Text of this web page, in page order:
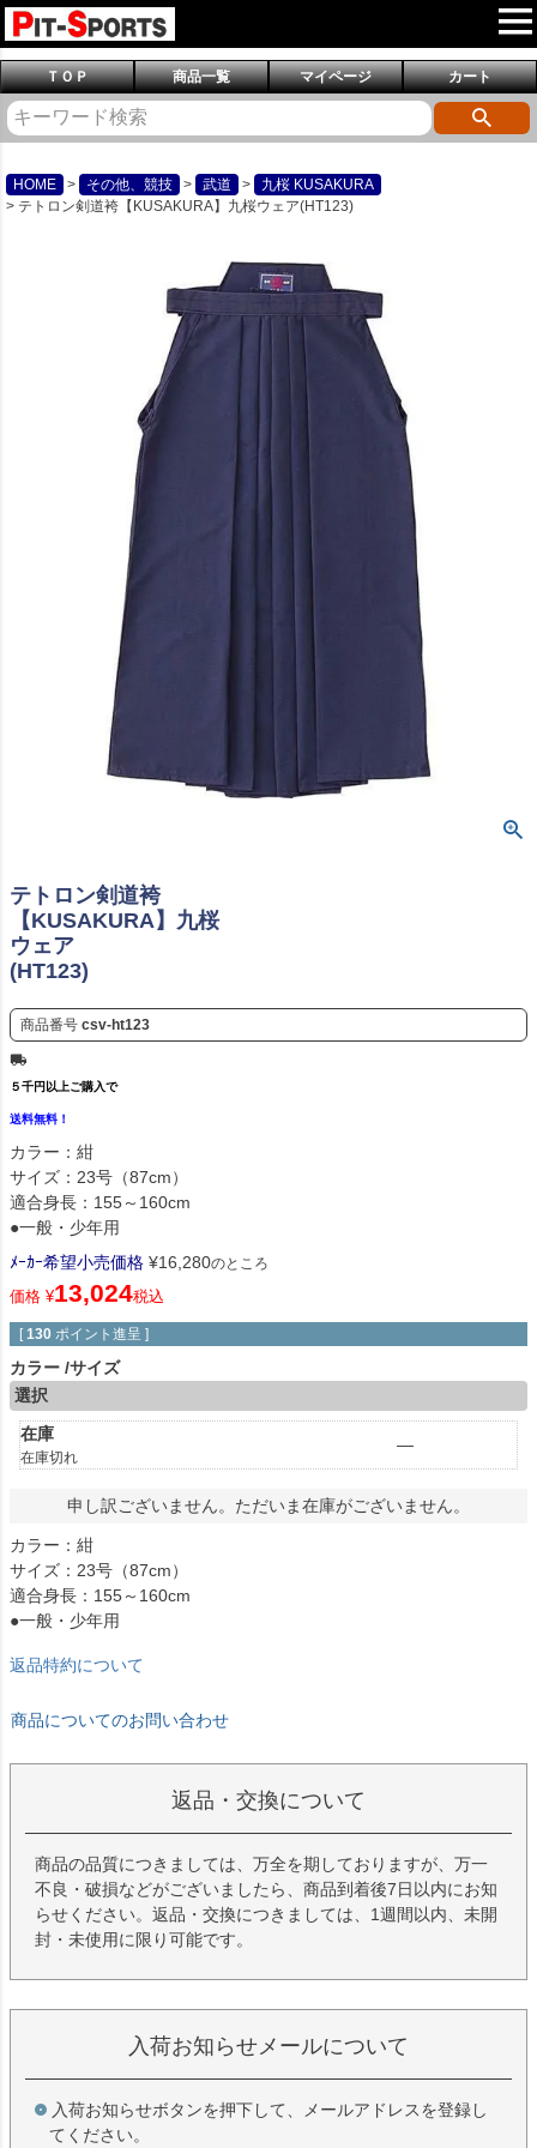
ＴＯＰ 商品一覧 マイページ カート
HOME その他、競技 武道
九桜 KUSAKURA
テトロン剣道袴【KUSAKURA】九桜ウェア(HT123)
テトロン剣道袴
【KUSAKURA】九桜
ウェア
(HT123)
商品番号 csv-ht123
５千円以上ご購入で
送料無料！
カラー：紺
サイズ：23号（87cm）
適合身長：155～160cm
●一般・少年用
ﾒｰｶｰ希望小売価格 ¥16,280のところ
価格 ¥13,024税込
[ 130 ポイント進呈 ]
カラー サイズ
選択
在庫
在庫切れ
—
申し訳ございません。ただいま在庫がございません。
カラー：紺
サイズ：23号（87cm）
適合身長：155～160cm
●一般・少年用
返品特約について
商品についてのお問い合わせ
返品・交換について
商品の品質につきましては、万全を期しておりますが、万一
不良・破損などがございましたら、商品到着後7日以内にお知
らせください。返品・交換につきましては、1週間以内、未開
封・未使用に限り可能です。
入荷お知らせメールについて
入荷お知らせボタンを押下して、メールアドレスを登録し
てください。